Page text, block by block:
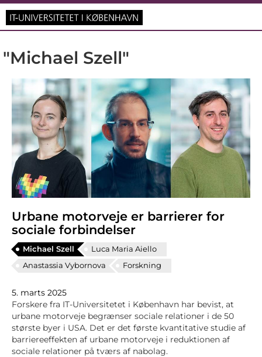
"Michael Szell"
Urbane motorveje er barrierer for
sociale forbindelser
Michael Szell
Luca Maria Aiello
Anastassia Vybornova
Forskning
5. marts 2025
Forskere fra IT-Universitetet i København har bevist, at
urbane motorveje begrænser sociale relationer i de 50
største byer i USA. Det er det første kvantitative studie af
barriereeffekten af urbane motorveje i reduktionen af
sociale relationer på tværs af nabolag.